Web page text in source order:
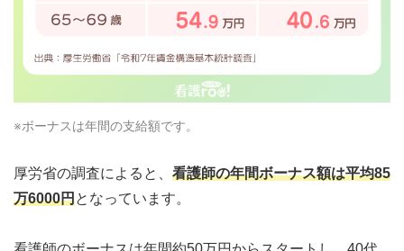
※ボーナスは年間の支給額です。
厚労省の調査によると、 看護師の年間ボーナス額は平均85
万6000円となっています。